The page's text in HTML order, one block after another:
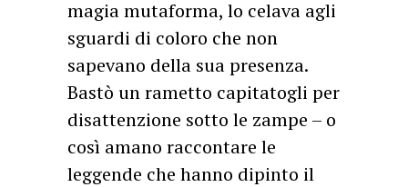
magia mutaforma, lo celava agli
sguardi di coloro che non
sapevano della sua presenza.
Bastò un rametto capitatogli per
disattenzione sotto le zampe – o
così amano raccontare le
leggende che hanno dipinto il